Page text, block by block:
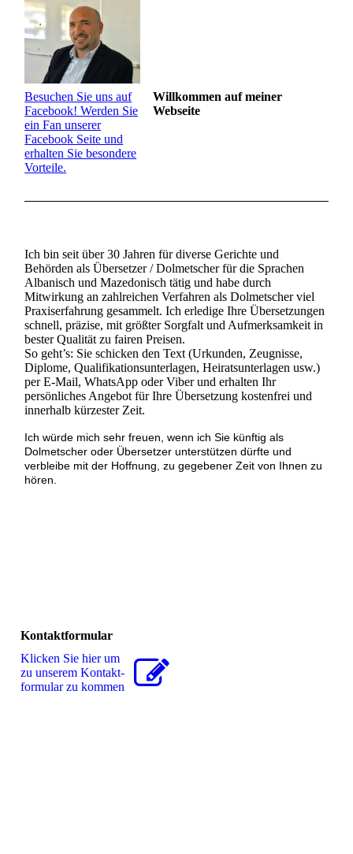
Besuchen Sie uns auf
Facebook! Werden Sie
ein Fan unserer
Facebook Seite und
erhalten Sie besondere
Vorteile.
Willkommen auf meiner
Webseite
Ich bin seit über 30 Jahren für diverse Gerichte und
Behörden als Übersetzer / Dolmetscher für die Sprachen
Albanisch und Mazedonisch tätig und habe durch
Mitwirkung an zahlreichen Verfahren als Dolmetscher viel
Praxiserfahrung gesammelt. Ich erledige Ihre Übersetzungen
schnell, präzise, mit größter Sorgfalt und Aufmerksamkeit in
bester Qualität zu fairen Preisen.
So geht’s: Sie schicken den Text (Urkunden, Zeugnisse,
Diplome, Qualifikationsunterlagen, Heiratsunterlagen usw.)
per E-Mail, WhatsApp oder Viber und erhalten Ihr
persönliches Angebot für Ihre Übersetzung kostenfrei und
innerhalb kürzester Zeit.
Ich würde mich sehr freuen, wenn ich Sie künftig als
Dolmetscher oder Übersetzer unterstützen dürfte und
verbleibe mit der Hoffnung, zu gegebener Zeit von Ihnen zu
hören.
Kontaktformular
Klicken Sie hier um
zu unserem Kon­takt­
for­mu­lar zu kommen